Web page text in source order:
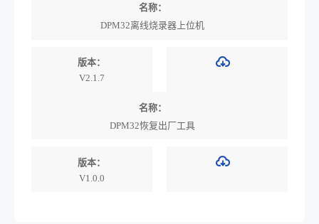
名称：
DPM32离线烧录器上位机
版本：
V2.1.7
名称：
DPM32恢复出厂工具
版本：
V1.0.0